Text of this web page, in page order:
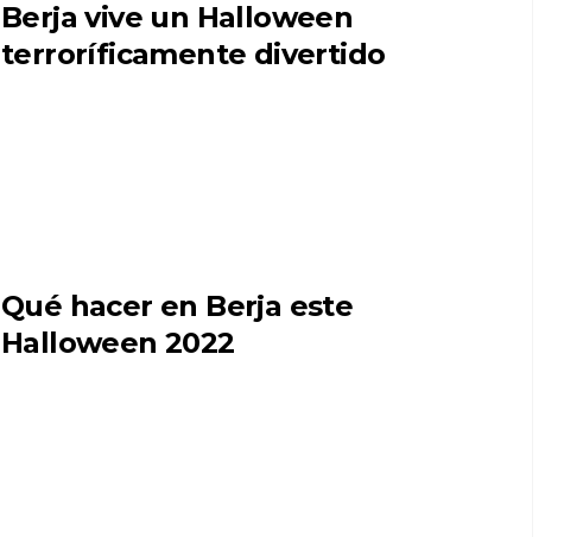
Berja vive un Halloween
terroríficamente divertido
Qué hacer en Berja este
Halloween 2022